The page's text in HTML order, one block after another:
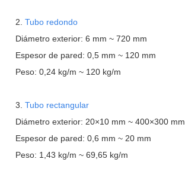
2.Tubo redondo
Diámetro exterior: 6 mm ~ 720 mm
Espesor de pared: 0,5 mm ~ 120 mm
Peso: 0,24 kg/m ~ 120 kg/m
3.Tubo rectangular
Diámetro exterior: 20×10 mm ~ 400×300 mm
Espesor de pared: 0,6 mm ~ 20 mm
Peso: 1,43 kg/m ~ 69,65 kg/m